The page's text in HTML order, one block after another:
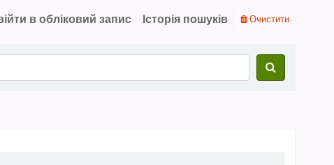
в обліковий запис Історія пошуків Очистити